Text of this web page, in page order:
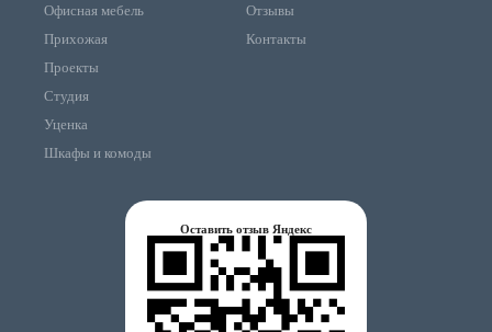
Офисная мебель
Прихожая
Проекты
Студия
Уценка
Шкафы и комоды
Отзывы
Контакты
Оставить отзыв Яндекс